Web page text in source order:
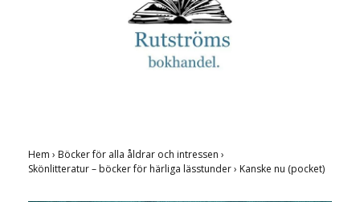
Hem › Böcker för alla åldrar och intressen ›
Skönlitteratur – böcker för härliga lässtunder› Kanske nu (pocket)